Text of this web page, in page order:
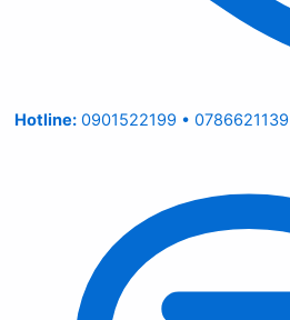
Hotline: 0901522199 • 0786621139